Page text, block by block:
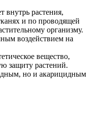
внутрь растения,
и по проводящей
организму.
воздействием на
вещество,
защиту растений.
но и акарицидным